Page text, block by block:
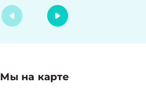
Мы на карте